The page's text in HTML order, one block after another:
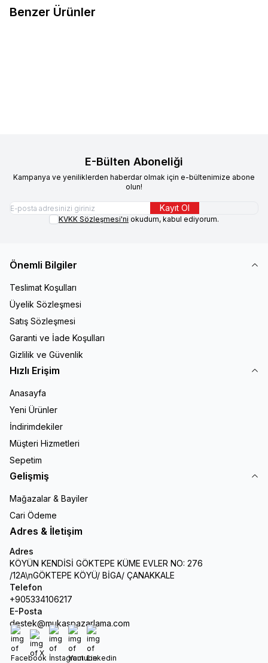
Benzer Ürünler
E-Bülten Aboneliği
Kampanya ve yeniliklerden haberdar olmak için e-bültenimize abone
olun!
Kayıt Ol
KVKK Sözleşmesi'ni okudum, kabul ediyorum.
Önemli Bilgiler
Teslimat Koşulları
Üyelik Sözleşmesi
Satış Sözleşmesi
Garanti ve İade Koşulları
Gizlilik ve Güvenlik
Hızlı Erişim
Anasayfa
Yeni Ürünler
İndirimdekiler
Müşteri Hizmetleri
Sepetim
Gelişmiş
Mağazalar & Bayiler
Cari Ödeme
Adres & İletişim
Adres
KÖYÜN KENDİSİ GÖKTEPE KÜME EVLER NO: 276
/12A\nGÖKTEPE KÖYÜ/ BİGA/ ÇANAKKALE
Telefon
+905334106217
E-Posta
destek@mukaspazarlama.com
Facebook
X İnstagram
Youtube